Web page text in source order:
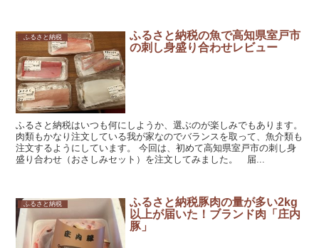
ふるさと納税
ふるさと納税の魚で高知県室戸市
の刺し身盛り合わせレビュー
ふるさと納税はいつも何にしようか、選ぶのが楽しみでもあります。
肉類もかなり注文している我が家なのでバランスを取って、魚介類も
注文するようにしています。 今回は、初めて高知県室戸市の刺し身
盛り合わせ（おさしみセット）を注文してみました。 届...
ふるさと納税
ふるさと納税豚肉の量が多い2kg
以上が届いた！ブランド肉「庄内
豚」